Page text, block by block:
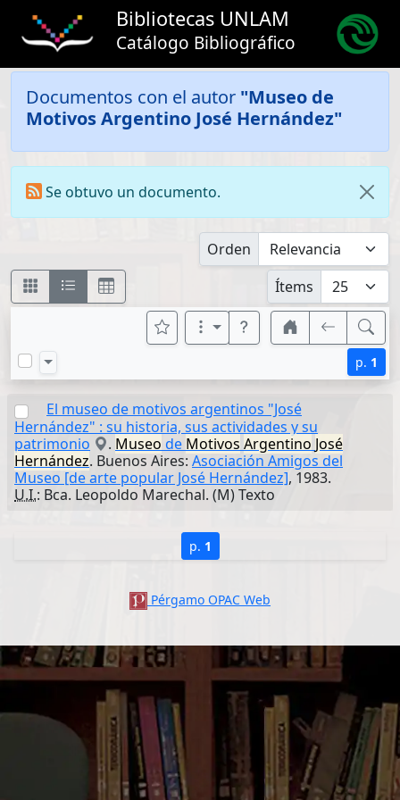
Bibliotecas UNLAM
Catálogo Bibliográfico
Documentos con el autor "Museo de
Motivos Argentino José Hernández"
Se obtuvo un documento.
Orden
Ítems
p. 1
El museo de motivos argentinos "José
Hernández" : su historia, sus actividades y su
patrimonio
. Museo de Motivos Argentino José
Hernández. Buenos Aires: Asociación Amigos del
Museo [de arte popular José Hernández], 1983.
U.I.: Bca. Leopoldo Marechal. (M) Texto
p. 1
Pérgamo OPAC Web